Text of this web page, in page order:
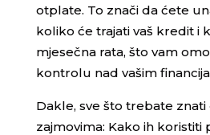
otplate. To znači da ćete
koliko će trajati vaš kredit i
mjesečna rata, što vam
kontrolu nad vašim
Dakle, sve što trebate
zajmovima: Kako ih koristiti